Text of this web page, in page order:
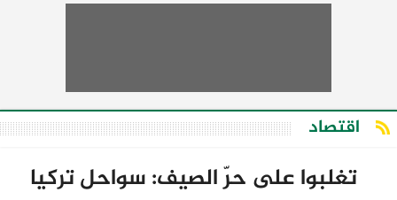
اقتصاد
تغلبوا على حرّ الصيف: سواحل تركيا